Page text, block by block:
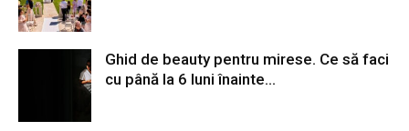
Ghid de beauty pentru mirese. Ce să faci
cu până la 6 luni înainte...